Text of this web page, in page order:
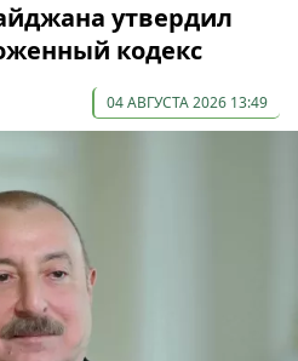
утвердил
кодекс
04 АВГУСТА 2026 13:49